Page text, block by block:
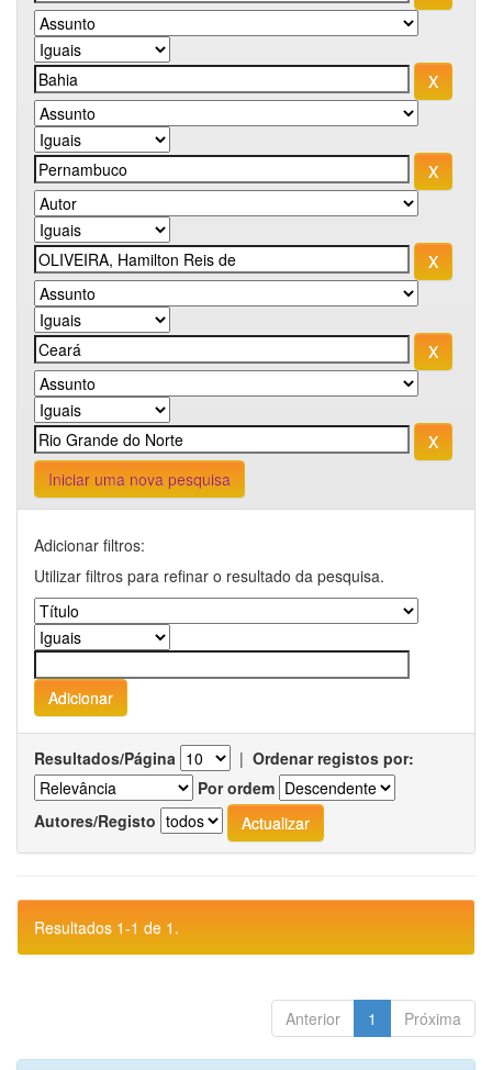
Iniciar uma nova pesquisa
Adicionar filtros:
Utilizar filtros para refinar o resultado da pesquisa.
Resultados/Página | Ordenar registos por:
Por ordem
Autores/Registo
Resultados 1-1 de 1.
Anterior 1 Próxima